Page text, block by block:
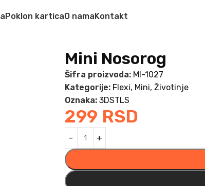
Poklon karticaO namaKontakt
Mini Nosorog
Šifra proizvoda: MI-1027
Kategorije: Flexi, Mini, Životinje
Oznaka: 3DSTLS
299 RSD